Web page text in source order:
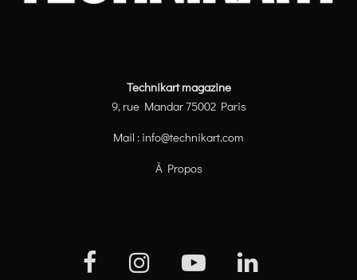
Technikart magazine
9, rue Mandar 75002 Paris
Mail : info@technikart.com
À Propos